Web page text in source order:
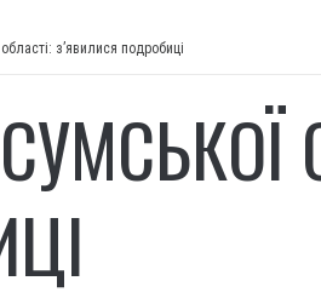
з’явилися подробиці